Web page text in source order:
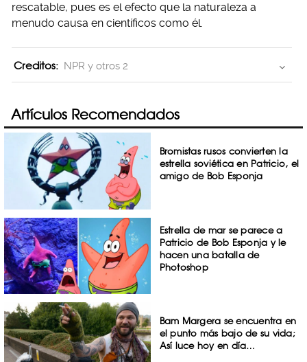
rescatable, pues es el efecto que la naturaleza a
menudo causa en científicos como él.
Creditos: NPR y otros 2
Artículos Recomendados
Bromistas rusos convierten la
estrella soviética en Patricio, el
amigo de Bob Esponja
Estrella de mar se parece a
Patricio de Bob Esponja y le
hacen una batalla de
Photoshop
Bam Margera se encuentra en
el punto más bajo de su vida;
Así luce hoy en día…